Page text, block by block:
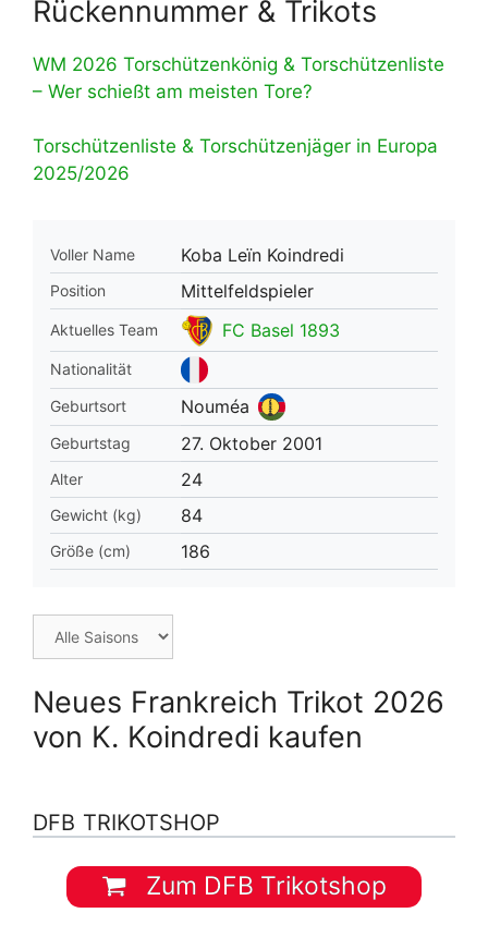
Rückennummer & Trikots
WM 2026 Torschützenkönig & Torschützenliste
– Wer schießt am meisten Tore?
Torschützenliste & Torschützenjäger in Europa
2025/2026
Voller Name Koba Leïn Koindredi
Position Mittelfeldspieler
Aktuelles Team FC Basel 1893
Nationalität
Geburtsort
Nouméa
Geburtstag 27. Oktober 2001
Alter 24
Gewicht (kg) 84
Größe (cm) 186
Neues Frankreich Trikot 2026
von K. Koindredi kaufen
DFB TRIKOTSHOP
Zum DFB Trikotshop